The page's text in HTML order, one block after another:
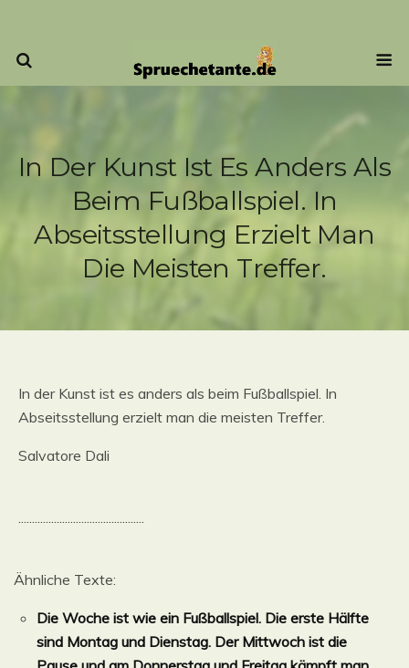
In Der Kunst Ist Es Anders Als
Beim Fußballspiel. In
Abseitsstellung Erzielt Man
Die Meisten Treffer.
In der Kunst ist es anders als beim Fußballspiel. In
Abseitsstellung erzielt man die meisten Treffer.
Salvatore Dali
..............................................
Ähnliche Texte:
Die Woche ist wie ein Fußballspiel. Die erste Hälfte
sind Montag und Dienstag. Der Mittwoch ist die